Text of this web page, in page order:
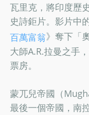
瓦里克，將印度歷
史詩鉅片。影片中
百萬富翁》奪下「
大師A.R.拉曼之手
票房。
蒙兀兒帝國（
最後一個帝國，南